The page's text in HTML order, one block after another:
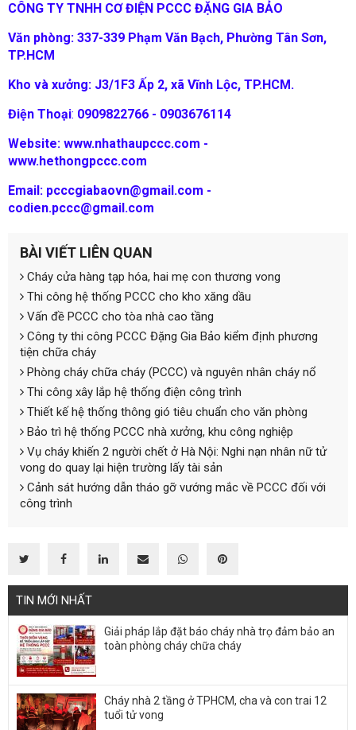
CÔNG TY TNHH CƠ ĐIỆN PCCC ĐẶNG GIA BẢO
Văn phòng: 337-339 Phạm Văn Bạch, Phường Tân Sơn,
TP.HCM
Kho và xưởng: J3/1F3 Ấp 2, xã Vĩnh Lộc, TP.HCM.
Điện Thoại: 0909822766 - 0903676114
Website: www.nhathaupccc.com -
www.hethongpccc.com
Email: pcccgiabaovn@gmail.com -
codien.pccc@gmail.com
BÀI VIẾT LIÊN QUAN
Cháy cửa hàng tạp hóa, hai mẹ con thương vong
Thi công hệ thống PCCC cho kho xăng dầu
Vấn đề PCCC cho tòa nhà cao tầng
Công ty thi công PCCC Đặng Gia Bảo kiểm định phương
tiện chữa cháy
Phòng cháy chữa cháy (PCCC) và nguyên nhân cháy nổ
Thi công xây lắp hệ thống điện công trình
Thiết kế hệ thống thông gió tiêu chuẩn cho văn phòng
Bảo trì hệ thống PCCC nhà xưởng, khu công nghiệp
Vụ cháy khiến 2 người chết ở Hà Nội: Nghi nạn nhân nữ tử
vong do quay lại hiện trường lấy tài sản
Cảnh sát hướng dẫn tháo gỡ vướng mắc về PCCC đối với
công trình
TIN MỚI NHẤT
Giải pháp lắp đặt báo cháy nhà trọ đảm bảo an
toàn phòng cháy chữa cháy
Cháy nhà 2 tầng ở TPHCM, cha và con trai 12
tuổi tử vong